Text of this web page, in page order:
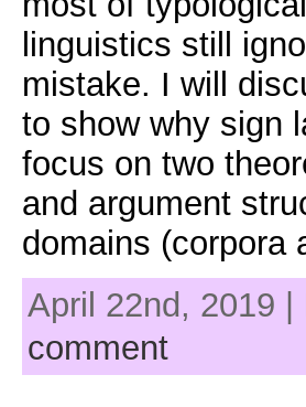
linguistics still
mistake. I will
to show why sign
focus on two
and argument
domains (corpora
April 22nd, 2019
comment